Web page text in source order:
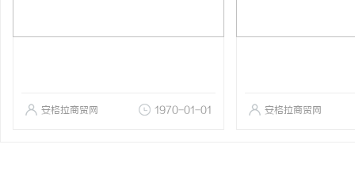
安格拉商贸网 1970-01-01 安格拉商贸网